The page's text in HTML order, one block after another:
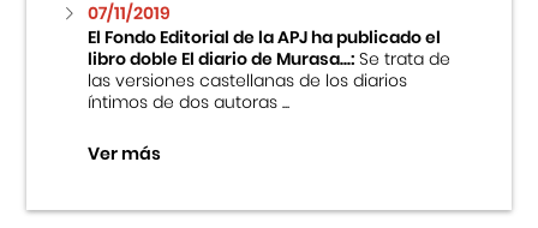
07/11/2019
El Fondo Editorial de la APJ ha publicado el
libro doble El diario de Murasa...:Se trata de
las versiones castellanas de los diarios
íntimos de dos autoras ...
Ver más